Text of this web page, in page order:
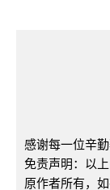
感谢每一位辛
免责声明：以
原作者所有，